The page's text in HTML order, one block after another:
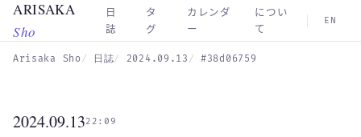
Skip to main content
ARISAKA
Sho
日
誌
タ
グ
カレンダ
ー
につい
て
EN
Arisaka Sho 日誌 2024.09.13 #38d06759
2024.09.1322:09